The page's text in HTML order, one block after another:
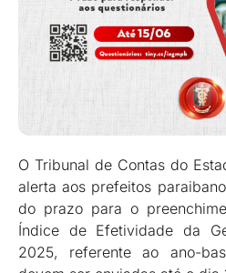
O Tribunal de Contas do
alerta aos prefeitos
do prazo para o
Índice de Efetividade da
2025, referente ao ano-